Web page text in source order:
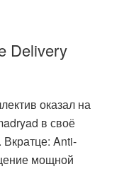
Delivery
оказал на
в своё
Anti-
мощной